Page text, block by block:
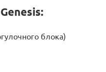
блока)